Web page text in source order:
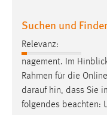
Suchen und
Relevanz:
nagement. Im
Rahmen für die
darauf hin, dass Sie
folgendes beachten: